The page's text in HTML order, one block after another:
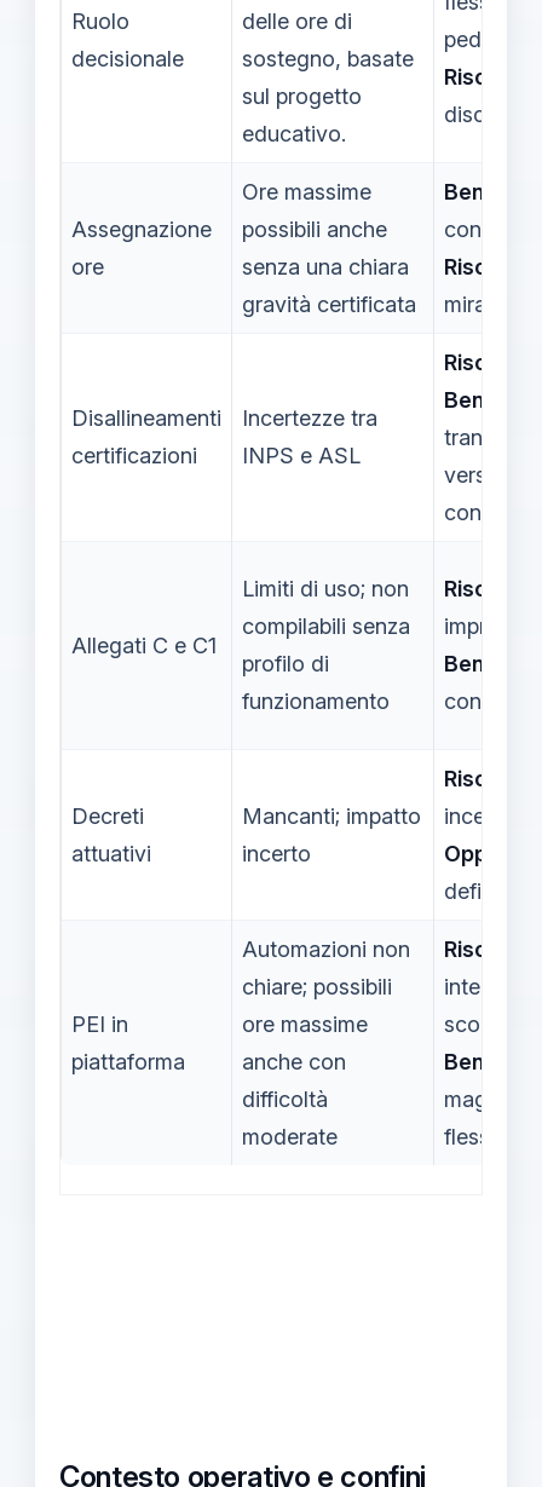
Ruolo
decisionale
delle ore di
sostegno, basate
sul progetto
educativo.
Rischi:
Assegnazione
ore
Ore massime
possibili anche
senza una chiara
gravità certificata
Benefici:
Rischi:
mirato
Disallineamenti
certificazioni
Incertezze tra
INPS e ASL
Rischi:
Benefici:
verso
Allegati C e C1
Limiti di uso; non
compilabili senza
profilo di
funzionamento
Rischi:
improprio;
Benefici:
controllo
Decreti
attuativi
Mancanti; impatto
incerto
Rischi:
definire
PEI in
piattaforma
Automazioni non
chiare; possibili
ore massime
anche con
difficoltà
moderate
Rischi:
scorrette;
Benefici:
maggiore
flessibilità
Contesto operativo e confini